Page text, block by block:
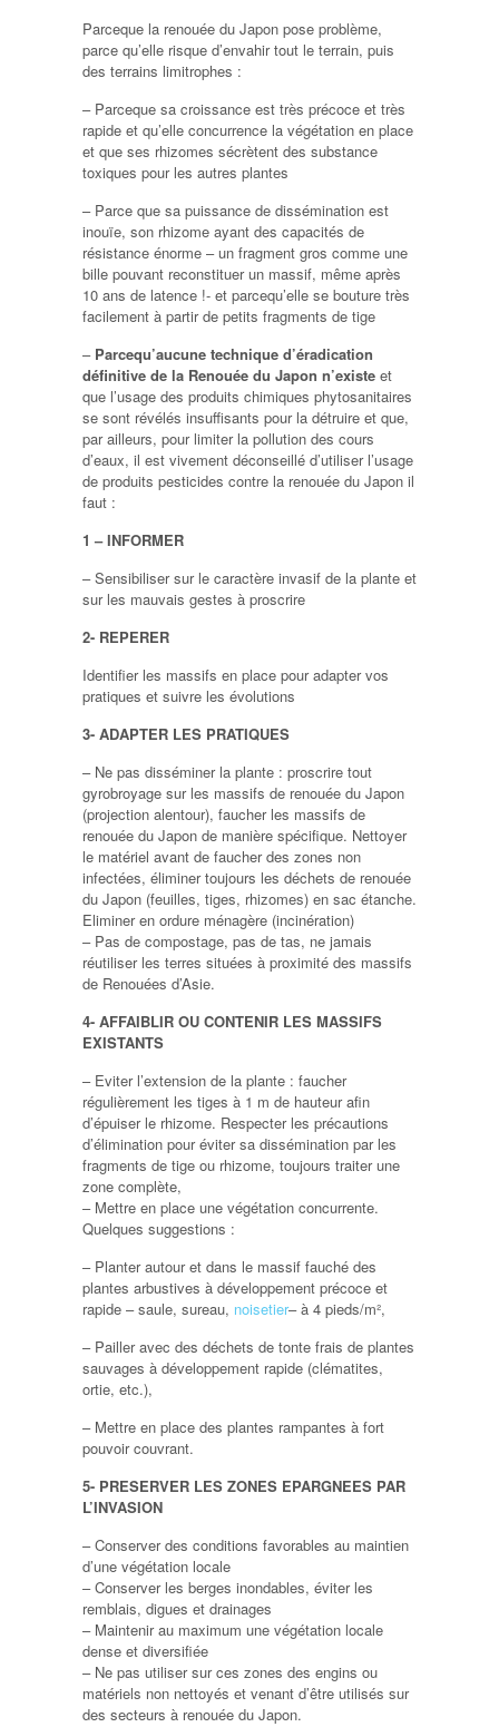
Parceque la renouée du Japon pose problème,
parce qu’elle risque d’envahir tout le terrain, puis
des terrains limitrophes :
– Parceque sa croissance est très précoce et très
rapide et qu’elle concurrence la végétation en place
et que ses rhizomes sécrètent des substance
toxiques pour les autres plantes
– Parce que sa puissance de dissémination est
inouïe, son rhizome ayant des capacités de
résistance énorme – un fragment gros comme une
bille pouvant reconstituer un massif, même après
10 ans de latence !- et parcequ’elle se bouture très
facilement à partir de petits fragments de tige
– Parcequ’aucune technique d’éradication
définitive de la Renouée du Japon n’existe et
que l’usage des produits chimiques phytosanitaires
se sont révélés insuffisants pour la détruire et que,
par ailleurs, pour limiter la pollution des cours
d’eaux, il est vivement déconseillé d’utiliser l’usage
de produits pesticides contre la renouée du Japon il
faut :
1 – INFORMER
– Sensibiliser sur le caractère invasif de la plante et
sur les mauvais gestes à proscrire
2- REPERER
Identifier les massifs en place pour adapter vos
pratiques et suivre les évolutions
3- ADAPTER LES PRATIQUES
– Ne pas disséminer la plante : proscrire tout
gyrobroyage sur les massifs de renouée du Japon
(projection alentour), faucher les massifs de
renouée du Japon de manière spécifique. Nettoyer
le matériel avant de faucher des zones non
infectées, éliminer toujours les déchets de renouée
du Japon (feuilles, tiges, rhizomes) en sac étanche.
Eliminer en ordure ménagère (incinération)
– Pas de compostage, pas de tas, ne jamais
réutiliser les terres situées à proximité des massifs
de Renouées d’Asie.
4- AFFAIBLIR OU CONTENIR LES MASSIFS
EXISTANTS
– Eviter l’extension de la plante : faucher
régulièrement les tiges à 1 m de hauteur afin
d’épuiser le rhizome. Respecter les précautions
d’élimination pour éviter sa dissémination par les
fragments de tige ou rhizome, toujours traiter une
zone complète,
– Mettre en place une végétation concurrente.
Quelques suggestions :
– Planter autour et dans le massif fauché des
plantes arbustives à développement précoce et
rapide – saule, sureau, noisetier– à 4 pieds/m²,
– Pailler avec des déchets de tonte frais de plantes
sauvages à développement rapide (clématites,
ortie, etc.),
– Mettre en place des plantes rampantes à fort
pouvoir couvrant.
5- PRESERVER LES ZONES EPARGNEES PAR
L’INVASION
– Conserver des conditions favorables au maintien
d’une végétation locale
– Conserver les berges inondables, éviter les
remblais, digues et drainages
– Maintenir au maximum une végétation locale
dense et diversifiée
– Ne pas utiliser sur ces zones des engins ou
matériels non nettoyés et venant d’être utilisés sur
des secteurs à renouée du Japon.